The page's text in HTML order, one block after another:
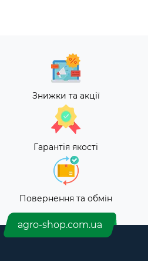
Знижки та акції
Гарантія якості
Повернення та обмін
agro-shop.com.ua